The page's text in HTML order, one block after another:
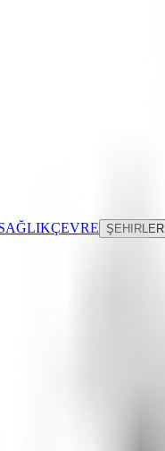
ÇEVRE ŞEHIRLER